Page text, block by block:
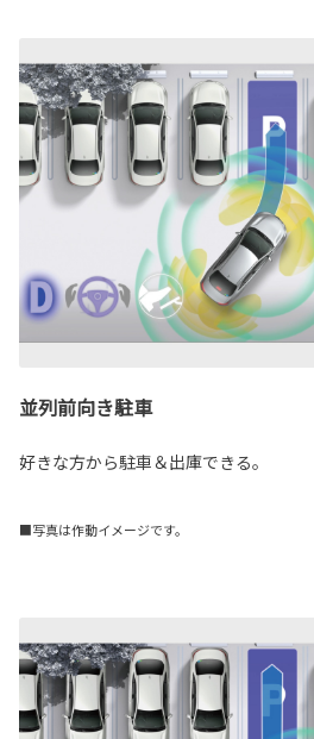
並列前向き駐車
好きな方から駐車＆出庫できる。
■写真は作動イメージです。